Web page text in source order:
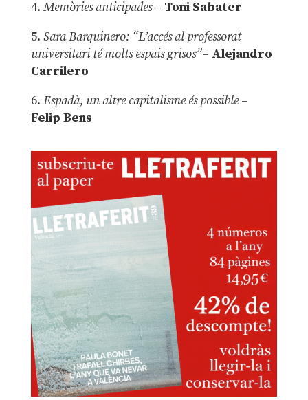
4. Memòries anticipades– Toni Sabater
5. Sara Barquinero: “L’accés al professorat
universitari té molts espais grisos”– Alejandro
Carrilero
6. Espadà, un altre capitalisme és possible –
Felip Bens